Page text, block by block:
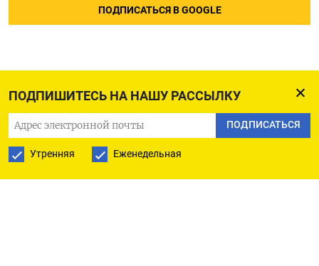
ПОДПИШИТЕСЬ НА НАШУ РАССЫЛКУ
ПОДПИСАТЬСЯ
Утренняя Еженедельная
ПОДПИСАТЬСЯ В GOOGLE